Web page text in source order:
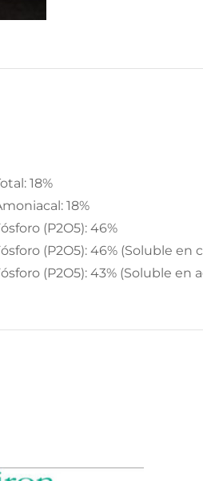
18%
18%
(P2O5): 46%
(P2O5): 46% (Soluble
(P2O5): 43% (Soluble en